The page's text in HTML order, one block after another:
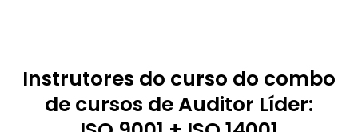
Instrutores do curso do combo
de cursos de Auditor Líder: